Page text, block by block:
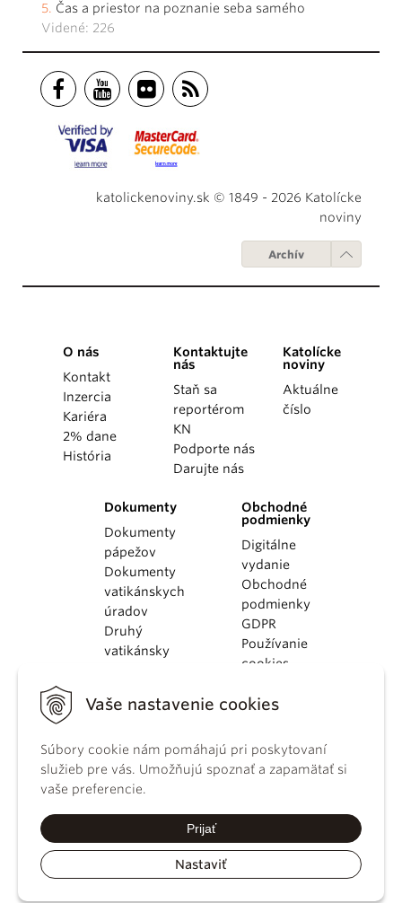
Vaše nastavenie cookies
Súbory cookie nám pomáhajú pri poskytovaní
služieb pre vás. Umožňujú spoznať a zapamätať si
vaše preferencie.
Prijať
Nastaviť
Čas a priestor na poznanie seba samého
Videné: 226
katolickenoviny.sk © 1849 - 2026 Katolícke
noviny
Archív
O nás
Kontakt
Inzercia
Kariéra
2% dane
História
Kontaktujte
nás
Staň sa
reportérom
KN
Podporte nás
Darujte nás
Katolícke
noviny
Aktuálne
číslo
Dokumenty
Dokumenty
pápežov
Dokumenty
vatikánskych
úradov
Druhý
vatikánsky
KBS
kánonického
práva
Katechizmus
Obchodné
podmienky
Digitálne
vydanie
Obchodné
podmienky
GDPR
Používanie
cookies